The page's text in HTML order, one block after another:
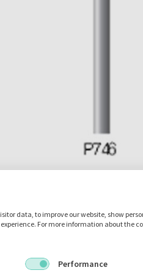
data, to improve our website, show
For more information about the
Performance